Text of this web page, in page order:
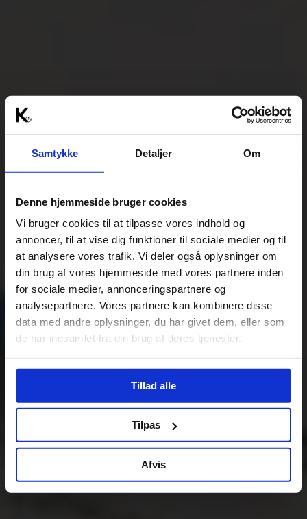
Samtykke Detaljer Om
Denne hjemmeside bruger cookies
Vi bruger cookies til at tilpasse vores indhold og
annoncer, til at vise dig funktioner til sociale medier og til
at analysere vores trafik. Vi deler også oplysninger om
din brug af vores hjemmeside med vores partnere inden
for sociale medier, annonceringspartnere og
analysepartnere. Vores partnere kan kombinere disse
data med andre oplysninger, du har givet dem, eller som
de har indsamlet fra din brug af deres tjenester.
Tillad alle
Tilpas
Afvis